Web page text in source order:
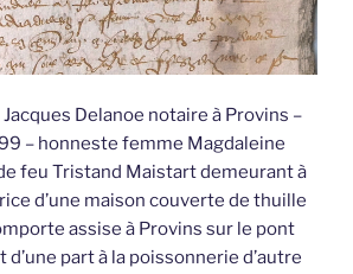
Delanoe notaire à Provins –
– honneste femme Magdaleine
feu Tristand Maistart demeurant à
d’une maison couverte de thuille
assise à Provins sur le pont
d’une part à la poissonnerie d’autre